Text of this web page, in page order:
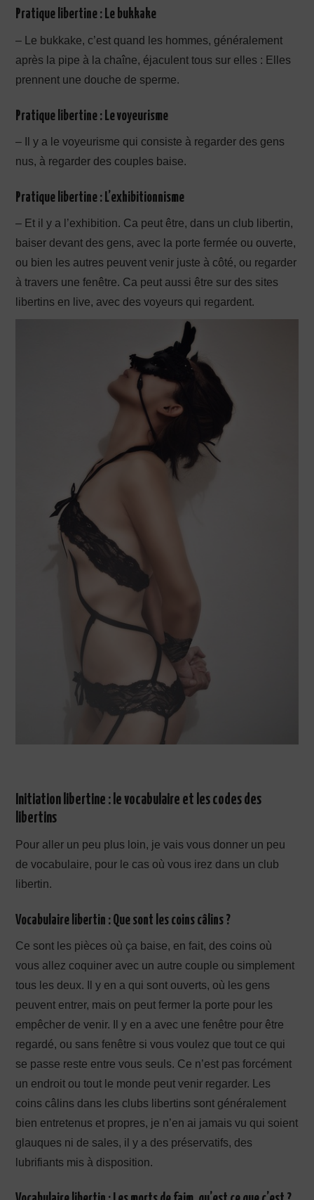
Pratique libertine : Le bukkake
– Le bukkake, c’est quand les hommes, généralement
après la pipe à la chaîne, éjaculent tous sur elles : Elles
prennent une douche de sperme.
Pratique libertine : Le voyeurisme
– Il y a le voyeurisme qui consiste à regarder des gens
nus, à regarder des couples baise.
Pratique libertine : L’exhibitionnisme
– Et il y a l’exhibition. Ca peut être, dans un club libertin,
baiser devant des gens, avec la porte fermée ou ouverte,
ou bien les autres peuvent venir juste à côté, ou regarder
à travers une fenêtre. Ca peut aussi être sur des sites
libertins en live, avec des voyeurs qui regardent.
Initiation libertine : le vocabulaire et les codes des
libertins
Pour aller un peu plus loin, je vais vous donner un peu
de vocabulaire, pour le cas où vous irez dans un club
libertin.
Vocabulaire libertin : Que sont les coins câlins ?
Ce sont les pièces où ça baise, en fait, des coins où
vous allez coquiner avec un autre couple ou simplement
tous les deux. Il y en a qui sont ouverts, où les gens
peuvent entrer, mais on peut fermer la porte pour les
empêcher de venir. Il y en a avec une fenêtre pour être
regardé, ou sans fenêtre si vous voulez que tout ce qui
se passe reste entre vous seuls. Ce n’est pas forcément
un endroit ou tout le monde peut venir regarder. Les
coins câlins dans les clubs libertins sont généralement
bien entretenus et propres, je n’en ai jamais vu qui soient
glauques ni de sales, il y a des préservatifs, des
lubrifiants mis à disposition.